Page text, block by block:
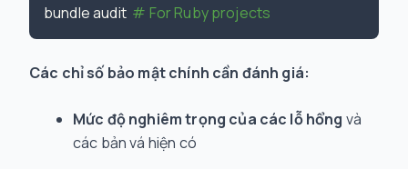
bundle audit # For Ruby projects
Các chỉ số bảo mật chính cần đánh giá:
Mức độ nghiêm trọng của các lỗ hổng và
các bản vá hiện có